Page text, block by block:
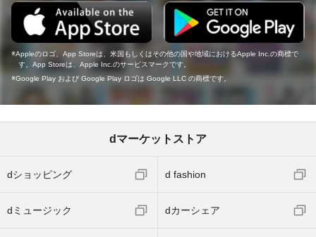
Appleのロゴ、App Storeは、米国もしくはその他の国や地域におけるApple Inc.の商標で
す。App Storeは、Apple Inc.のサービスマークです。
Google Play および Google Play ロゴは Google LLC の商標です。
dマーケットストア
dショッピング d fashion
dミュージック dカーシェア